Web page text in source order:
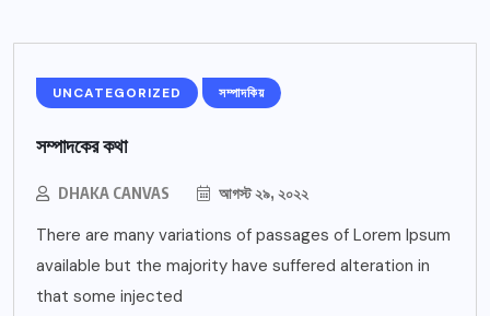
UNCATEGORIZED সম্পাদকিয়
সম্পাদকের কথা
DHAKA CANVAS আগস্ট ২৯, ২০২২
There are many variations of passages of Lorem Ipsum
available but the majority have suffered alteration in
that some injected